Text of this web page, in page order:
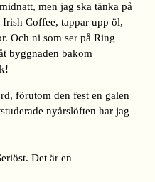
men jag ska tänka på
Coffee, tappar upp öl,
Och ni som ser på Ring
byggnaden bakom
förutom den fest en galen
nyårslöften har jag
Det är en